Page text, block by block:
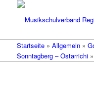
Startseite» Allgemein»
Sonntagberg – Ostarrichi»